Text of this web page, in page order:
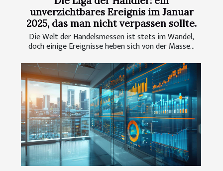
unverzichtbares Ereignis im Januar
2025, das man nicht verpassen sollte.
Die Welt der Handelsmessen ist stets im Wandel,
doch einige Ereignisse heben sich von der Masse...